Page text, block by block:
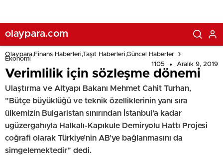
olaypara.com
Olaypara,Finans Haberleri,Taşıt Haberleri,Güncel Haberler
Ekonomi
1105
Aralık 9, 2019
Verimlilik için sözleşme dönemi
Ulaştırma ve Altyapı Bakanı Mehmet Cahit Turhan,
"Bütçe büyüklüğü ve teknik özelliklerinin yanı sıra
ülkemizin Bulgaristan sınırından İstanbul'a kadar
ugüzergahıyla Halkalı-Kapıkule Demiryolu Hattı Projesi
coğrafi olarak Türkiye’nin AB’ye bağlanmasını da
simgelemektedir" dedi.